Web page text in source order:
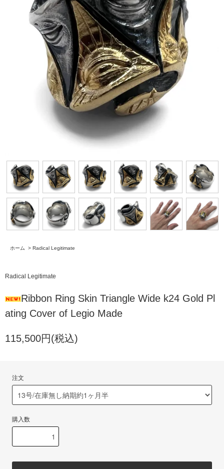
ホーム > Radical Legitimate
Radical Legitimate
Ribbon Ring Skin Triangle Wide k24 Gold Pl
ating Cover of Legio Made
115,500円(税込)
注文
購入数